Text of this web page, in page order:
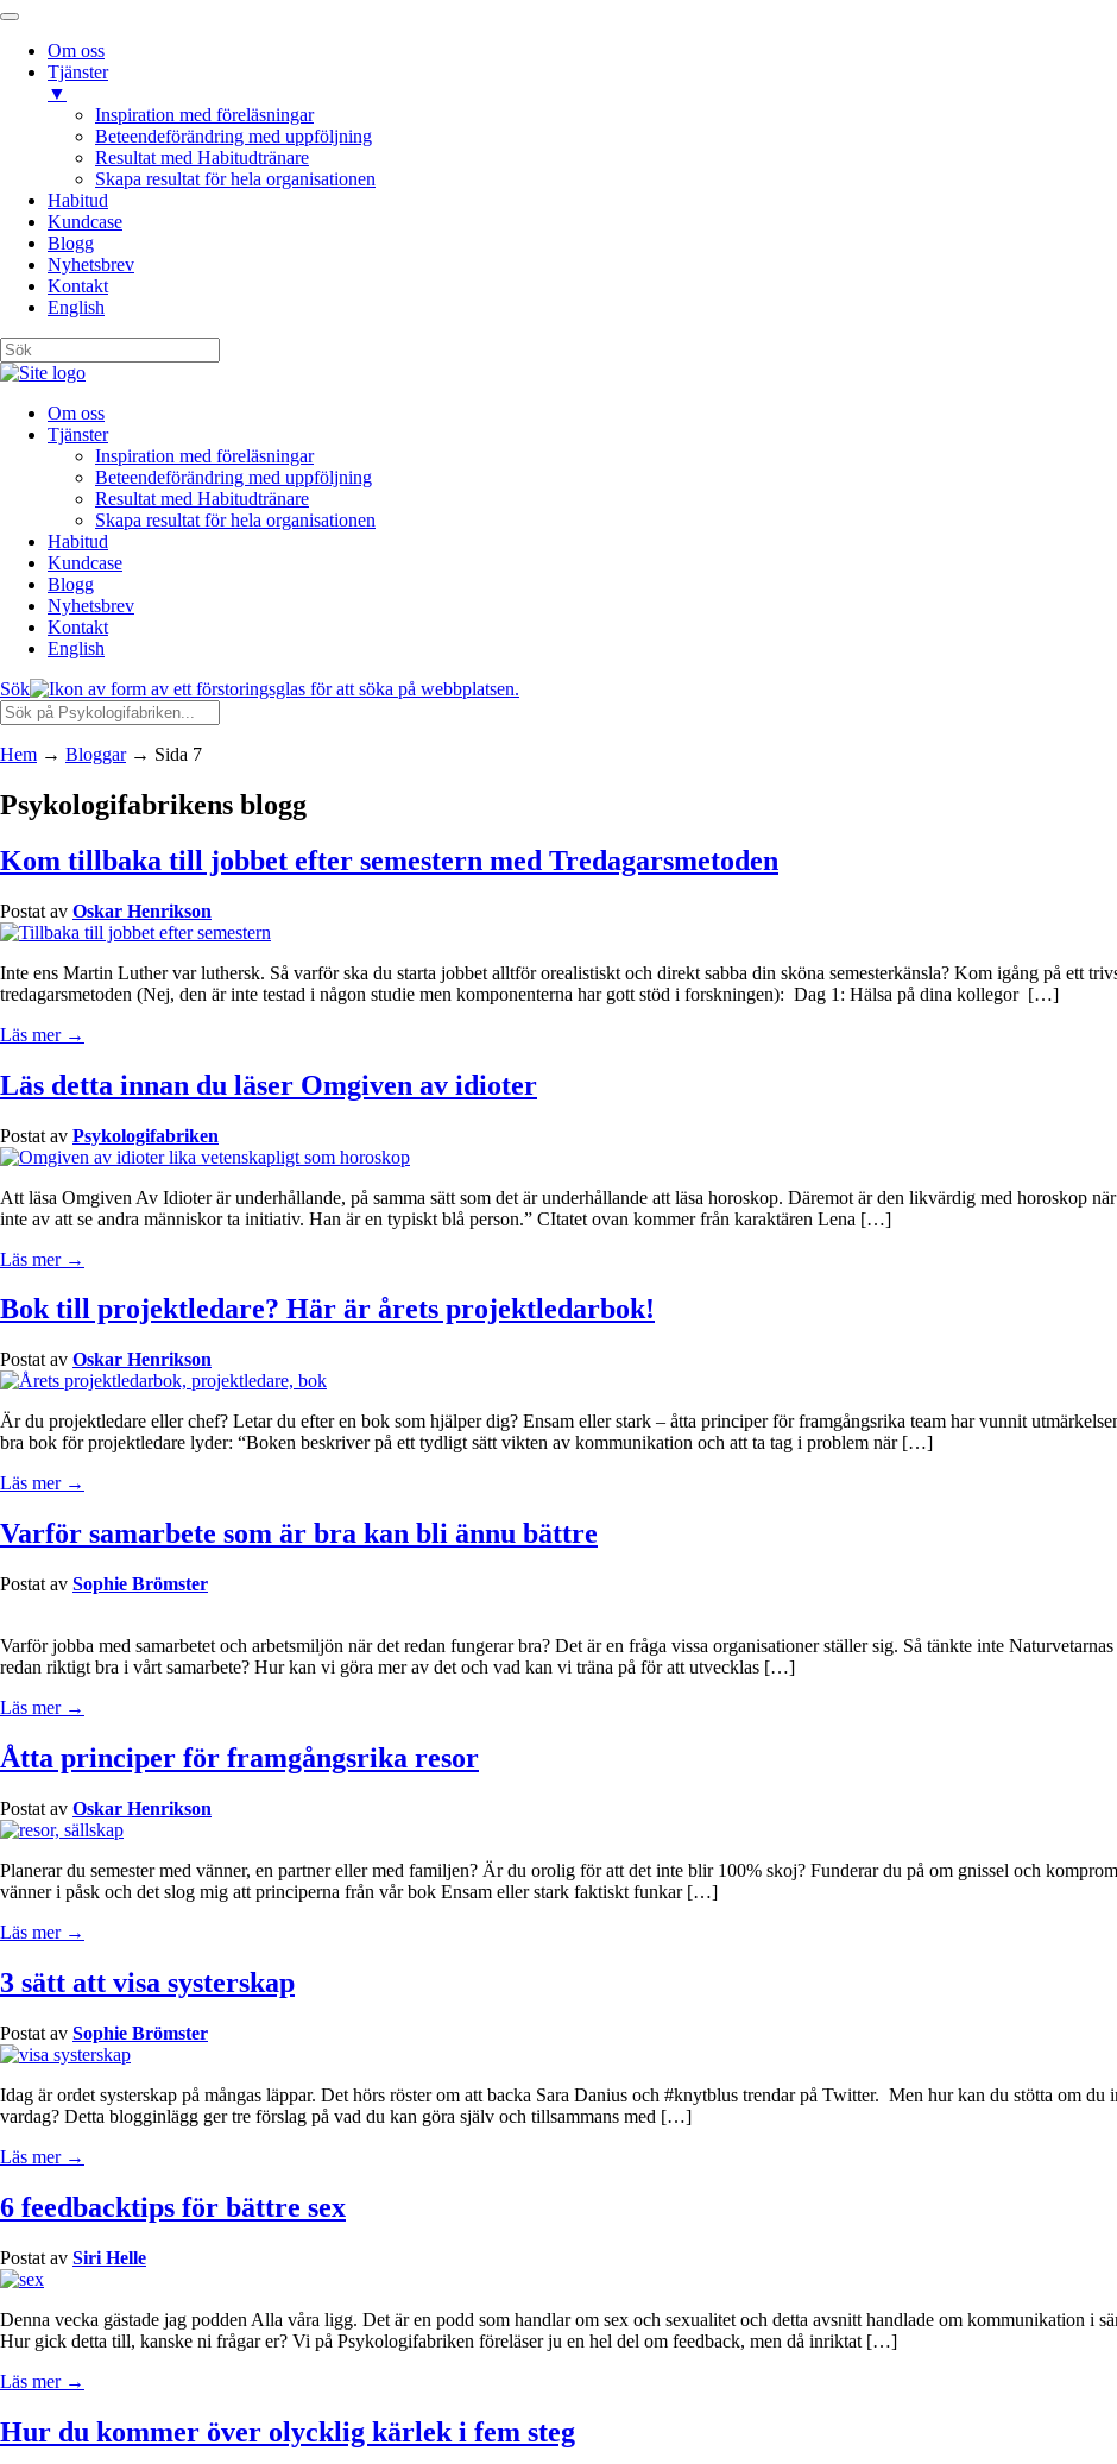
Om oss
Tjänster
▼
Inspiration med föreläsningar
Beteendeförändring med uppföljning
Resultat med Habitudtränare
Skapa resultat för hela organisationen
Habitud
Kundcase
Blogg
Nyhetsbrev
Kontakt
English
Om oss
Tjänster
Inspiration med föreläsningar
Beteendeförändring med uppföljning
Resultat med Habitudtränare
Skapa resultat för hela organisationen
Habitud
Kundcase
Blogg
Nyhetsbrev
Kontakt
English
Sök
Hem → Bloggar→ Sida 7
Psykologifabrikens blogg
Kom tillbaka till jobbet efter semestern med Tredagarsmetoden
Postat av Oskar Henrikson
Inte ens Martin Luther var luthersk. Så varför ska du starta jobbet alltför orealistiskt och direkt sabba din sköna semesterkänsla? Kom igång på ett
tredagarsmetoden (Nej, den är inte testad i någon studie men komponenterna har gott stöd i forskningen): Dag 1: Hälsa på dina kollegor […]
Läs mer →
Läs detta innan du läser Omgiven av idioter
Postat av Psykologifabriken
Att läsa Omgiven Av Idioter är underhållande, på samma sätt som det är underhållande att läsa horoskop. Däremot är den likvärdig med horoskop
inte av att se andra människor ta initiativ. Han är en typiskt blå person.” CItatet ovan kommer från karaktären Lena […]
Läs mer →
Bok till projektledare? Här är årets projektledarbok!
Postat av Oskar Henrikson
Är du projektledare eller chef? Letar du efter en bok som hjälper dig? Ensam eller stark – åtta principer för framgångsrika team har vunnit
bra bok för projektledare lyder: “Boken beskriver på ett tydligt sätt vikten av kommunikation och att ta tag i problem när […]
Läs mer →
Varför samarbete som är bra kan bli ännu bättre
Postat av Sophie Brömster
Varför jobba med samarbetet och arbetsmiljön när det redan fungerar bra? Det är en fråga vissa organisationer ställer sig. Så tänkte inte
redan riktigt bra i vårt samarbete? Hur kan vi göra mer av det och vad kan vi träna på för att utvecklas […]
Läs mer →
Åtta principer för framgångsrika resor
Postat av Oskar Henrikson
Planerar du semester med vänner, en partner eller med familjen? Är du orolig för att det inte blir 100% skoj? Funderar du på om gnissel och
vänner i påsk och det slog mig att principerna från vår bok Ensam eller stark faktiskt funkar […]
Läs mer →
3 sätt att visa systerskap
Postat av Sophie Brömster
Idag är ordet systerskap på mångas läppar. Det hörs röster om att backa Sara Danius och #knytblus trendar på Twitter. Men hur kan du stötta om
vardag? Detta blogginlägg ger tre förslag på vad du kan göra själv och tillsammans med […]
Läs mer →
6 feedbacktips för bättre sex
Postat av Siri Helle
Denna vecka gästade jag podden Alla våra ligg. Det är en podd som handlar om sex och sexualitet och detta avsnitt handlade om kommunikation i
Hur gick detta till, kanske ni frågar er? Vi på Psykologifabriken föreläser ju en hel del om feedback, men då inriktat […]
Läs mer →
Hur du kommer över olycklig kärlek i fem steg